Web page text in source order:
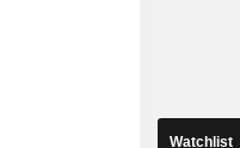
Watchlist